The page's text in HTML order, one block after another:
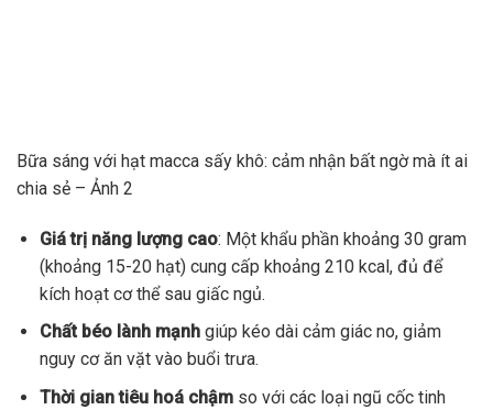
Bữa sáng với hạt macca sấy khô: cảm nhận bất ngờ mà ít ai
chia sẻ – Ảnh 2
Giá trị năng lượng cao: Một khẩu phần khoảng 30 gram
(khoảng 15-20 hạt) cung cấp khoảng 210 kcal, đủ để
kích hoạt cơ thể sau giấc ngủ.
Chất béo lành mạnhgiúp kéo dài cảm giác no, giảm
nguy cơ ăn vặt vào buổi trưa.
Thời gian tiêu hoá chậmso với các loại ngũ cốc tinh